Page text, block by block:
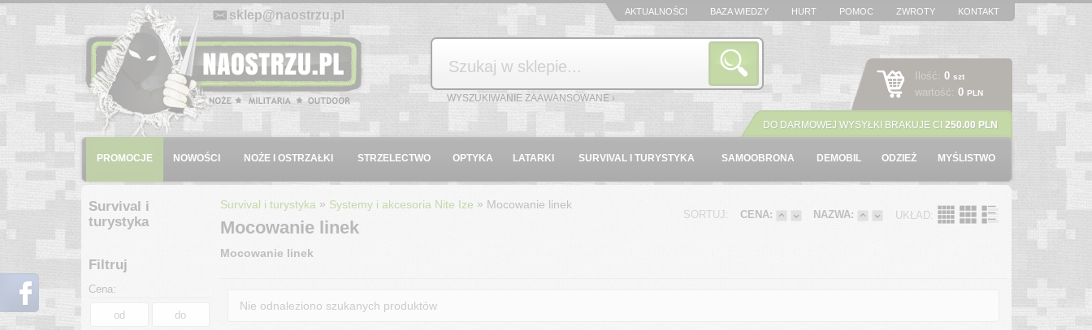
AKTUALNOŚCI BAZA WIEDZY HURT POMOC ZWROTY KONTAKT
E-mail:
sklep@naostrzu.pl
Ilość: 0 szt
wartość: 0 PLN
Szukaj
WYSZUKIWANIE ZAAWANSOWANE ›
DO DARMOWEJ WYSYŁKI BRAKUJE CI 250.00 PLN
Menu
PROMOCJE NOWOŚCI NOŻE I OSTRZAŁKI STRZELECTWO OPTYKA LATARKI SURVIVAL I TURYSTYKA SAMOOBRONA DEMOBIL ODZIEŻ MYŚLISTWO
Survival i
turystyka
Filtruj
Cena:
UKŁAD:
SORTUJ: CENA: NAZWA:
Survival i turystyka » Systemy i akcesoria Nite Ize » Mocowanie linek
Mocowanie linek
Mocowanie linek
Nie odnaleziono szukanych produktów